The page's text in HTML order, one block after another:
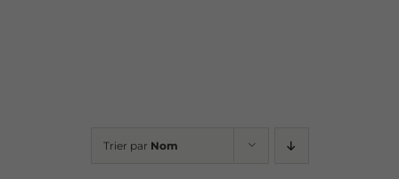
Trier par Nom